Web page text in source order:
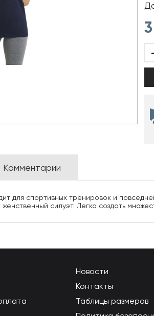
Комментарии
для спортивных тренировок и
силуэт. Легко создать
Новости
Контакты
Таблицы размеров